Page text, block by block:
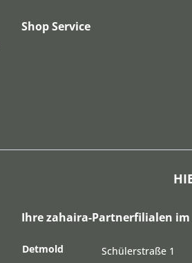
Shop Service
Ihre zahaira-Partnerfilialen im
Detmold Schülerstraße 1